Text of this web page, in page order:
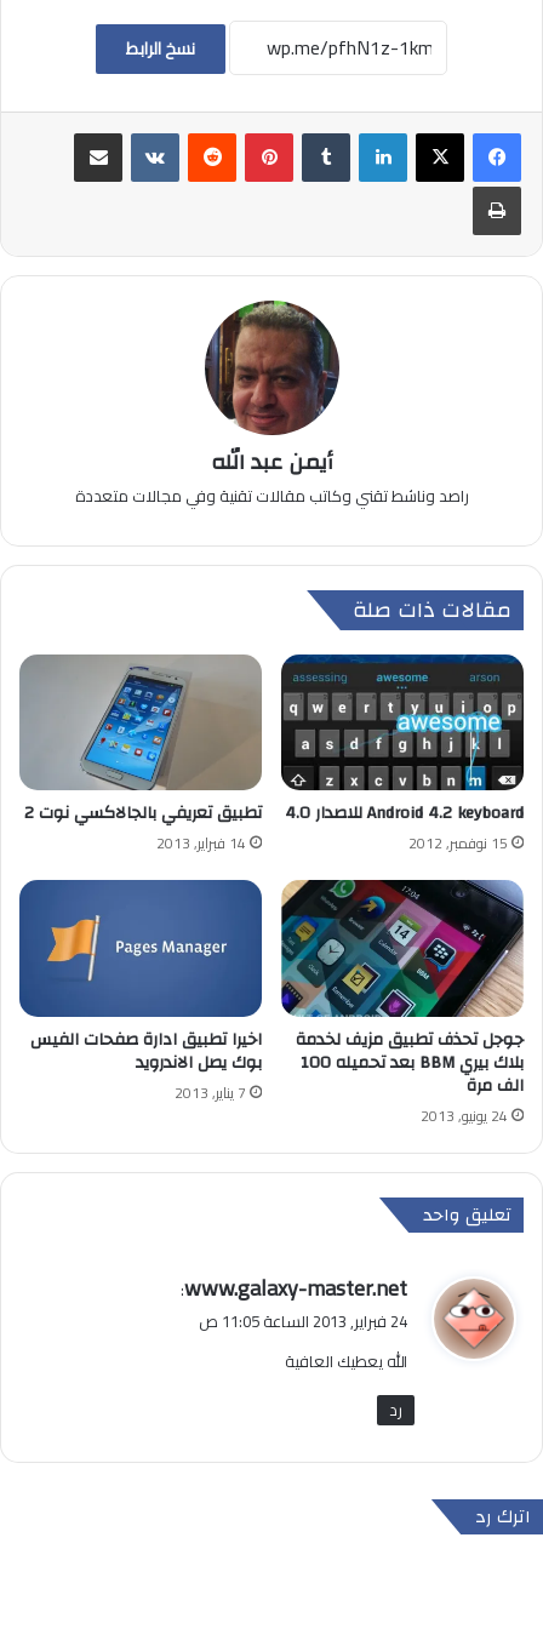
نسخ الرابط
لينكدإن بينتيريست
مشاركة عبر البريد
طباعة
أيمن عبد الله
راصد وناشط تقني وكاتب مقالات تقنية وفي مجالات متعددة
مقالات ذات صلة
Android 4.2 keyboard للاصدار 4.0
15 نوفمبر, 2012
تطبيق تعريفي بالجالاكسي نوت 2
14 فبراير, 2013
جوجل تحذف تطبيق مزيف لخدمة
بلاك بيري BBM بعد تحميله 100
الف مرة
24 يونيو, 2013
اخيرا تطبيق ادارة صفحات الفيس
بوك يصل الاندرويد
7 يناير, 2013
تعليق واحد
ي
ق
ل
www.galaxy-master.net
:
24 فبراير, 2013 الساعة 11:05 ص
الله يعطيك العافية
رد
اترك رد